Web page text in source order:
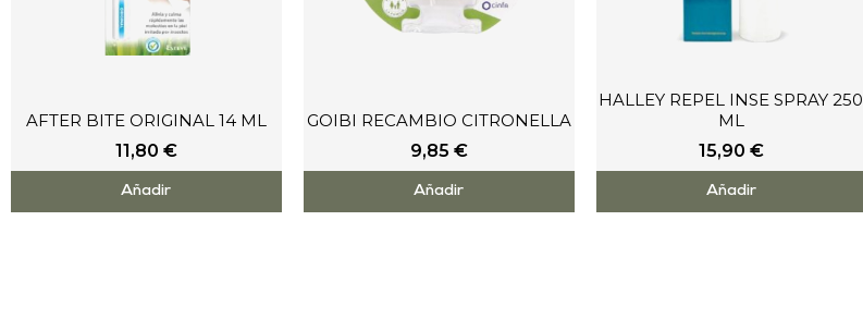
AFTER BITE ORIGINAL 14 ML
11,80 €
Añadir
GOIBI RECAMBIO CITRONELLA
9,85 €
Añadir
HALLEY REPEL INSE SPRAY 250
ML
15,90 €
Añadir